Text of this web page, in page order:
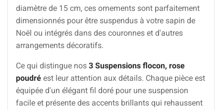
diamètre de 15 cm, ces ornements sont parfaitement
dimensionnés pour être suspendus à votre sapin de
Noël ou intégrés dans des couronnes et d'autres
arrangements décoratifs.
Ce qui distingue nos 3 Suspensions flocon, rose
poudré est leur attention aux détails. Chaque pièce est
équipée d'un élégant fil doré pour une suspension
facile et présente des accents brillants qui rehaussent